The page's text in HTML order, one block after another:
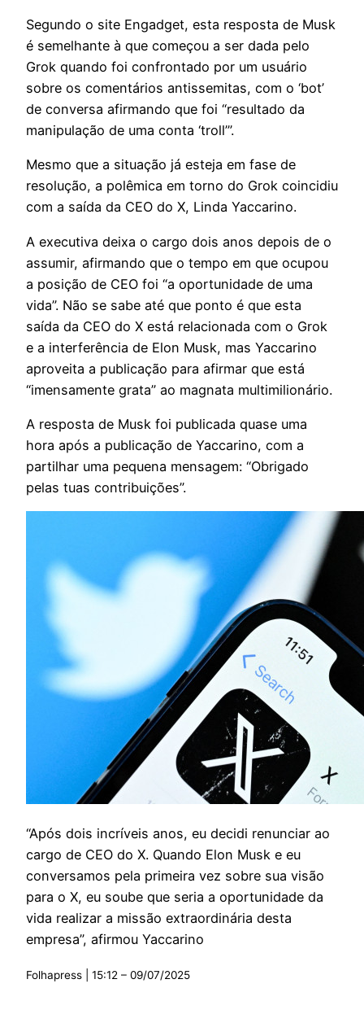
Segundo o site Engadget, esta resposta de Musk
é semelhante à que começou a ser dada pelo
Grok quando foi confrontado por um usuário
sobre os comentários antissemitas, com o ‘bot’
de conversa afirmando que foi “resultado da
manipulação de uma conta ‘troll’”.
Mesmo que a situação já esteja em fase de
resolução, a polêmica em torno do Grok coincidiu
com a saída da CEO do X, Linda Yaccarino.
A executiva deixa o cargo dois anos depois de o
assumir, afirmando que o tempo em que ocupou
a posição de CEO foi “a oportunidade de uma
vida”. Não se sabe até que ponto é que esta
saída da CEO do X está relacionada com o Grok
e a interferência de Elon Musk, mas Yaccarino
aproveita a publicação para afirmar que está
“imensamente grata” ao magnata multimilionário.
A resposta de Musk foi publicada quase uma
hora após a publicação de Yaccarino, com a
partilhar uma pequena mensagem: “Obrigado
pelas tuas contribuições”.
“Após dois incríveis anos, eu decidi renunciar ao
cargo de CEO do X. Quando Elon Musk e eu
conversamos pela primeira vez sobre sua visão
para o X, eu soube que seria a oportunidade da
vida realizar a missão extraordinária desta
empresa”, afirmou Yaccarino
Folhapress | 15:12 – 09/07/2025